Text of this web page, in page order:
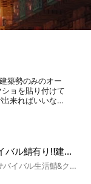
ョを貼り付けて
来ればいいな～
ます！ 自己紹
たものがあれば
マイクラ好き集合‼️クリエ&サバイバル鯖有り‼️建築サーバー、生活サーバー minecraft統合版雑談
♦２つの鯖を同時に運営しています ♦サバイバル生活鯖&クリエ建築鯖を運営しています ♦便利な世界ビルダーアドオン(ワールドエディットもどき)が入ってます ♦主に現代建築、モダン建築、鉄道建築が中心に街を広げてます！和風建築、洋風建築勢も大歓迎！気になる方は是非参加して詳細を確認してみてください♪ ♦また雑談も活発です‼️ ♦またこのワールドではいくつかの市があり、そのなかにも多くの区があり、そのなかにも多くの町があります。なのできっとあなたにぴったりな区画がありますよ! ♦ここまで見たのなら一度入ってみてください! #マイクラ雑談#統合版#マルチ#マルチ募集#街作り#クリエ#クリエ鯖#サバイバル#サバイバルサーバー#サバイバル鯖#クリエサーバー#建築サーバー#ワールドエディット#クリエイティブサーバー#マインクラフト#宣伝#mtc#Minecraft #Minecraft統合版#クリエイティブ#みんなで街作り#マイクラ現代建築#現代建築#建築#統合版#BE#レルム#レルムズ#Realm#Realms#マイクラ鉄道#ワールドエディット#バニラ#アドオン#switch#switch2#pc#雑談#鉄道#銃アドオン#モダン建築#初心者歓迎#雑談#相談